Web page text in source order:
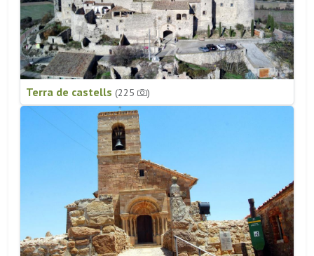
Terra de castells (225 )